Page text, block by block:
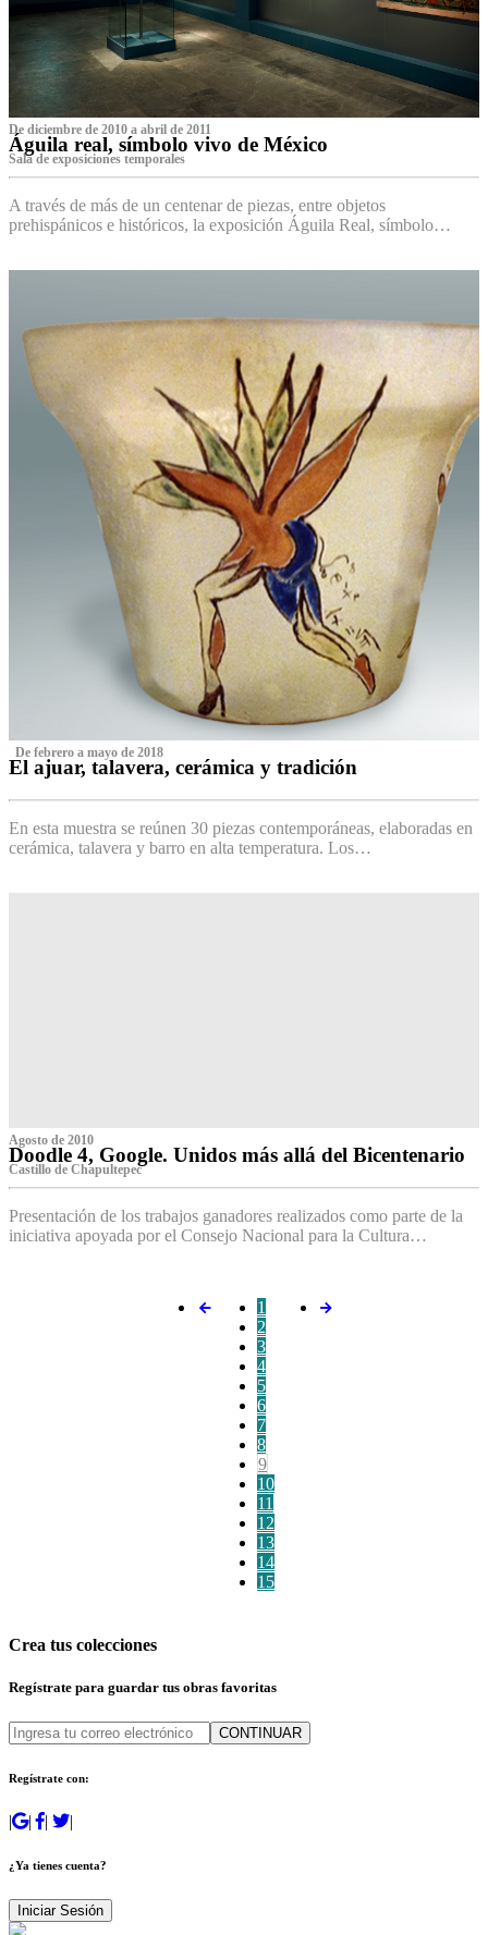
De diciembre de 2010 a abril de 2011
Águila real, símbolo vivo de México
Sala de exposiciones temporales
A través de más de un centenar de piezas, entre objetos
prehispánicos e históricos, la exposición Águila Real, símbolo…
‌ De febrero a mayo de 2018
El ajuar, talavera, cerámica y tradición
En esta muestra se reúnen 30 piezas contemporáneas, elaboradas en
cerámica, talavera y barro en alta temperatura. Los…
Agosto de 2010
Doodle 4, Google. Unidos más allá del Bicentenario
Castillo de Chapultepec
Presentación de los trabajos ganadores realizados como parte de la
iniciativa apoyada por el Consejo Nacional para la Cultura…
1
2
3
4
5
6
7
8
9
10
11
12
13
14
15
Crea tus colecciones
Regístrate para guardar tus obras favoritas
CONTINUAR
Regístrate con:
| | | |
¿Ya tienes cuenta?
Iniciar Sesión